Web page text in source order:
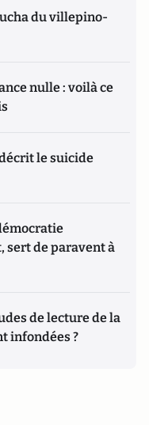
du villepino-
nulle : voilà ce
le suicide
sert de paravent à
de lecture de la
infondées ?